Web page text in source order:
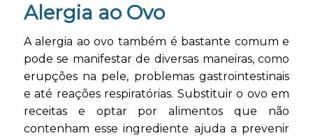
Alergia ao Ovo
A alergia ao ovo também é bastante comum e
pode se manifestar de diversas maneiras, como
erupções na pele, problemas gastrointestinais
e até reações respiratórias. Substituir o ovo em
receitas e optar por alimentos que não
contenham esse ingrediente ajuda a prevenir